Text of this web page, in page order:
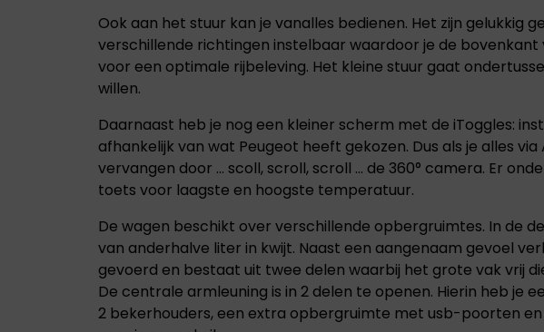
samenbrengen.
samenbrengen.
innovatie en
doorbraken.
de SUV's van
toekomst.
Ook aan het stuur kan je vanalles bedienen. Het zijn gelukkig
verschillende richtingen instelbaar waardoor je de
voor een optimale rijbeleving. Het kleine stuur gaat
willen.
Daarnaast heb je nog een kleiner scherm met de iToggles:
afhankelijk van wat Peugeot heeft gekozen. Dus als je alles
vervangen door … scoll, scroll, scroll … de 360° camera. Er
toets voor laagste en hoogste temperatuur.
De wagen beschikt over verschillende opbergruimtes. In de
van anderhalve liter in kwijt. Naast een aangenaam gevoel
gevoerd en bestaat uit twee delen waarbij het grote vak vrij
De centrale armleuning is in 2 delen te openen. Hierin heb je
2 bekerhouders, een extra opbergruimte met usb-poorten